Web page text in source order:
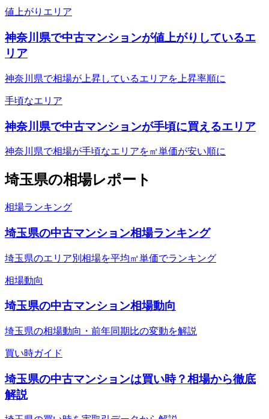
値上がりエリア
神奈川県で中古マンションが値上がりしているエ
リア
神奈川県で相場が上昇しているエリアを上昇率順に
手頃なエリア
神奈川県で中古マンションが手頃に買えるエリア
神奈川県で相場が手頃なエリアを㎡単価が安い順に
埼玉県の相場レポート
相場ランキング
埼玉県の中古マンション相場ランキング
埼玉県のエリア別相場を平均㎡単価でランキング
相場動向
埼玉県の中古マンション相場動向
埼玉県の相場動向・前年同期比の変動を解説
買い時ガイド
埼玉県の中古マンションは買い時？相場から徹底
解説